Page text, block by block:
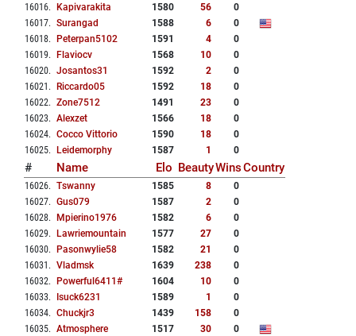
16016. Kapivarakita 1580 56
0
16017. Surangad 1588 6
0
16018. Peterpan5102 1591 4
0
16019. Flaviocv 1568 10
0
16020. Josantos31 1592 2
0
16021 . Riccardo05 1592 18
0
16022. Zone7512 1491 23
0
16023. Alexzet 1566 18
0
16024. Cocco Vittorio 1590 18
0
16025. Leidemorphy 1587 1 0
# Name Elo BeautyWinsCountry
16026. Tswanny 1585 8
0
16027. Gus079 1587 2
0
16028. Mpierino1976 1582 6
0
16029. Lawriemountain 1577 27
0
16030. Pasonwylie58 1582 21
0
16031 . Vladmsk 1639 238
0
16032. Powerful6411# 1604 10
0
16033. Isuck6231 1589 1
0
16034. Chuckjr3 1439 158
0
16035. Atmosphere 1517 30
0